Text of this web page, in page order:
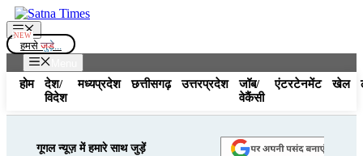
Skip
to
content
Menu
हमसे जुड़े...
होम
देश/
विदेश
मध्यप्रदेश छत्तीसगढ़ उत्तरप्रदेश
जॉब/
वेकैंसी
एंटरटेनमेंट खेल
गूगल न्यूज़ में हमारे साथ जुड़ें